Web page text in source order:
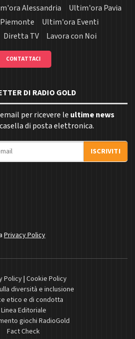
Alessandria
Ultim'ora Pavia
Ultim'ora Eventi
Diretta TV Lavora con Noi
CONTATTACI
DI RADIO GOLD
per ricevere le ultime news
di posta elettronica.
ISCRIVITI
Privacy Policy
Policy| Cookie Policy
diversità e inclusione
etico e di condotta
Linea Editoriale
giochi RadioGold
Fact Check